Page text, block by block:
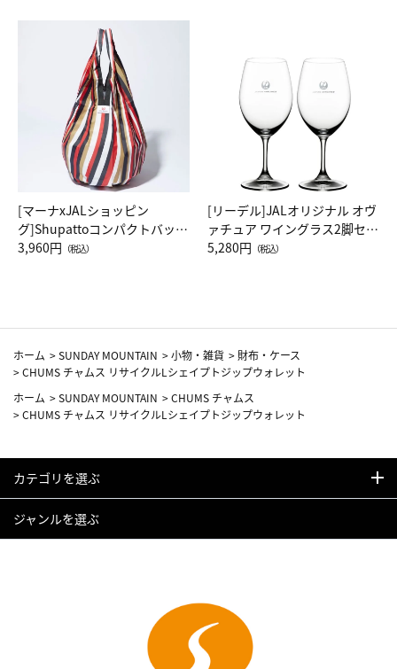
[マーナxJALショッピン
グ]Shupattoコンパクトバッグ
Drop JAL客室乗務員（LC）ス
3,960円 （税込）
[リーデル]JALオリジナル オヴ
ァチュア ワイングラス2脚セッ
ト（レッドワイン）
5,280円 （税込）
ホーム >SUNDAY MOUNTAIN >小物・雑貨 > 財布・ケース
>CHUMS チャムス リサイクルLシェイプトジップウォレット
ホーム >SUNDAY MOUNTAIN >CHUMS チャムス
>CHUMS チャムス リサイクルLシェイプトジップウォレット
カテゴリを選ぶ
ジャンルを選ぶ